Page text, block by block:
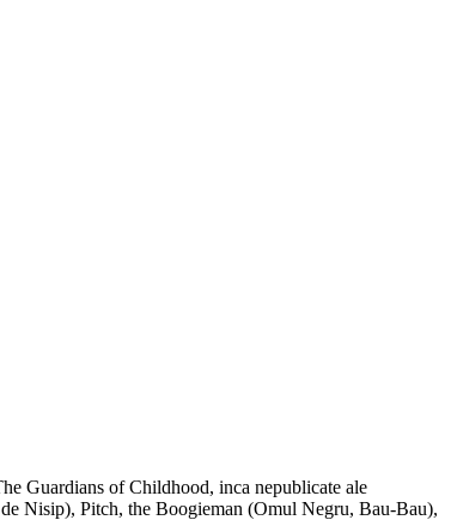
Guardians of Childhood, inca nepublicate ale
Nisip), Pitch, the Boogieman (Omul Negru, Bau-Bau),